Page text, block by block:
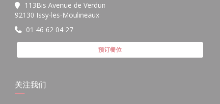
113Bis Avenue de Verdun
92130 Issy-les-Moulineaux((在新窗口中打开))
01 46 62 04 27
预订餐位
关注我们